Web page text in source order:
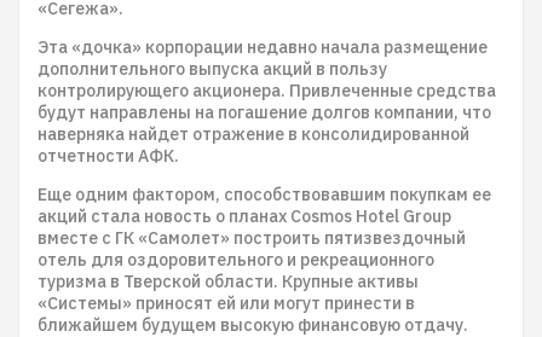
«Сегежа».
Эта «дочка» корпорации недавно начала размещение
дополнительного выпуска акций в пользу
контролирующего акционера. Привлеченные средства
будут направлены на погашение долгов компании, что
наверняка найдет отражение в консолидированной
отчетности АФК.
Еще одним фактором, способствовавшим покупкам ее
акций стала новость о планах Cosmos Hotel Group
вместе с ГК «Самолет» построить пятизвездочный
отель для оздоровительного и рекреационного
туризма в Тверской области. Крупные активы
«Системы» приносят ей или могут принести в
ближайшем будущем высокую финансовую отдачу.